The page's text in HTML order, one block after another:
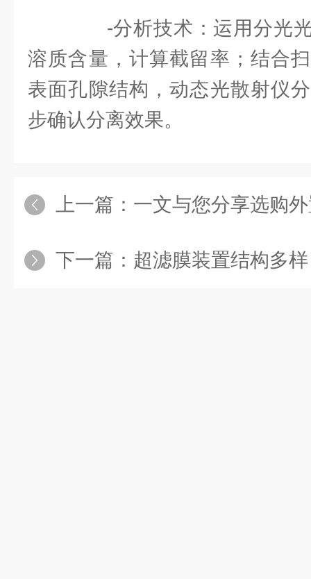
-分析技术：运用分光光
溶质含量，计算截留率；结合
表面孔隙结构，动态光散射仪
步确认分离效果。
上一篇： 一文与您分享选购外置式mbr
下一篇： 超滤膜装置结构多样，